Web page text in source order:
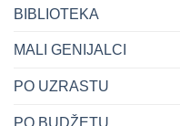
BIBLIOTEKA
MALI GENIJALCI
PO UZRASTU
PO BUDŽETU